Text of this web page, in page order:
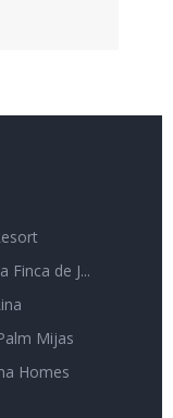
Finca de J...
Mijas
Homes